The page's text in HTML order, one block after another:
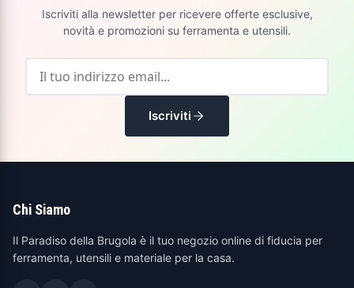
Iscriviti alla newsletter per ricevere offerte esclusive,
novità e promozioni su ferramenta e utensili.
Iscriviti
Chi Siamo
Il Paradiso della Brugola è il tuo negozio online di fiducia per
ferramenta, utensili e materiale per la casa.